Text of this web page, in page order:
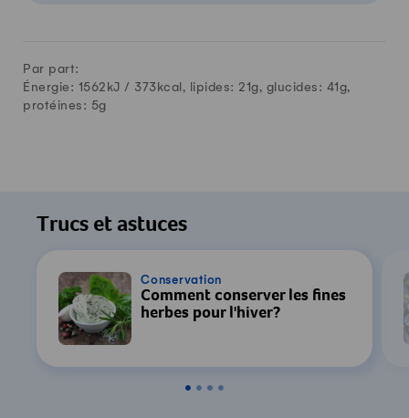
Par part:
Énergie: 1562kJ / 373kcal, lipides: 21g, glucides: 41g,
protéines: 5g
Trucs et astuces
Conservation
Comment conserver les fines
herbes pour l'hiver?